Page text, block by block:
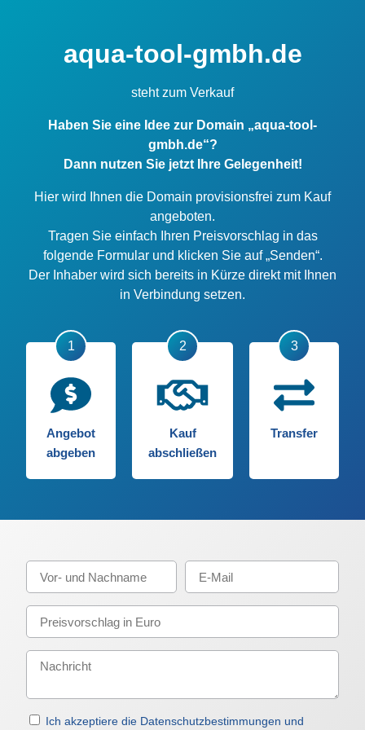
aqua-tool-gmbh.de
steht zum Verkauf
Haben Sie eine Idee zur Domain „aqua-tool-
gmbh.de“?
Dann nutzen Sie jetzt Ihre Gelegenheit!
Hier wird Ihnen die Domain provisionsfrei zum Kauf
angeboten.
Tragen Sie einfach Ihren Preisvorschlag in das
folgende Formular und klicken Sie auf „Senden“.
Der Inhaber wird sich bereits in Kürze direkt mit Ihnen
in Verbindung setzen.
Angebot
abgeben
Kauf
abschließen
Transfer
Ich akzeptiere die Datenschutzbestimmungen und